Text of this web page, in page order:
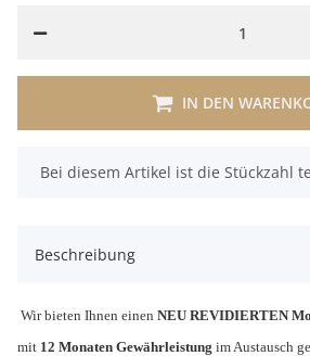
IN DEN
x
Bei diesem Artikel ist die Stückzahl
Beschreibung
Wir bieten Ihnen einen NEU REVIDIERTEN
mit 12 Monaten Gewährleistung im Austausch